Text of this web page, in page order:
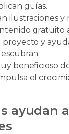
guías.
ilustraciones y
gratuito
proyecto y
beneficioso
el
ayudan